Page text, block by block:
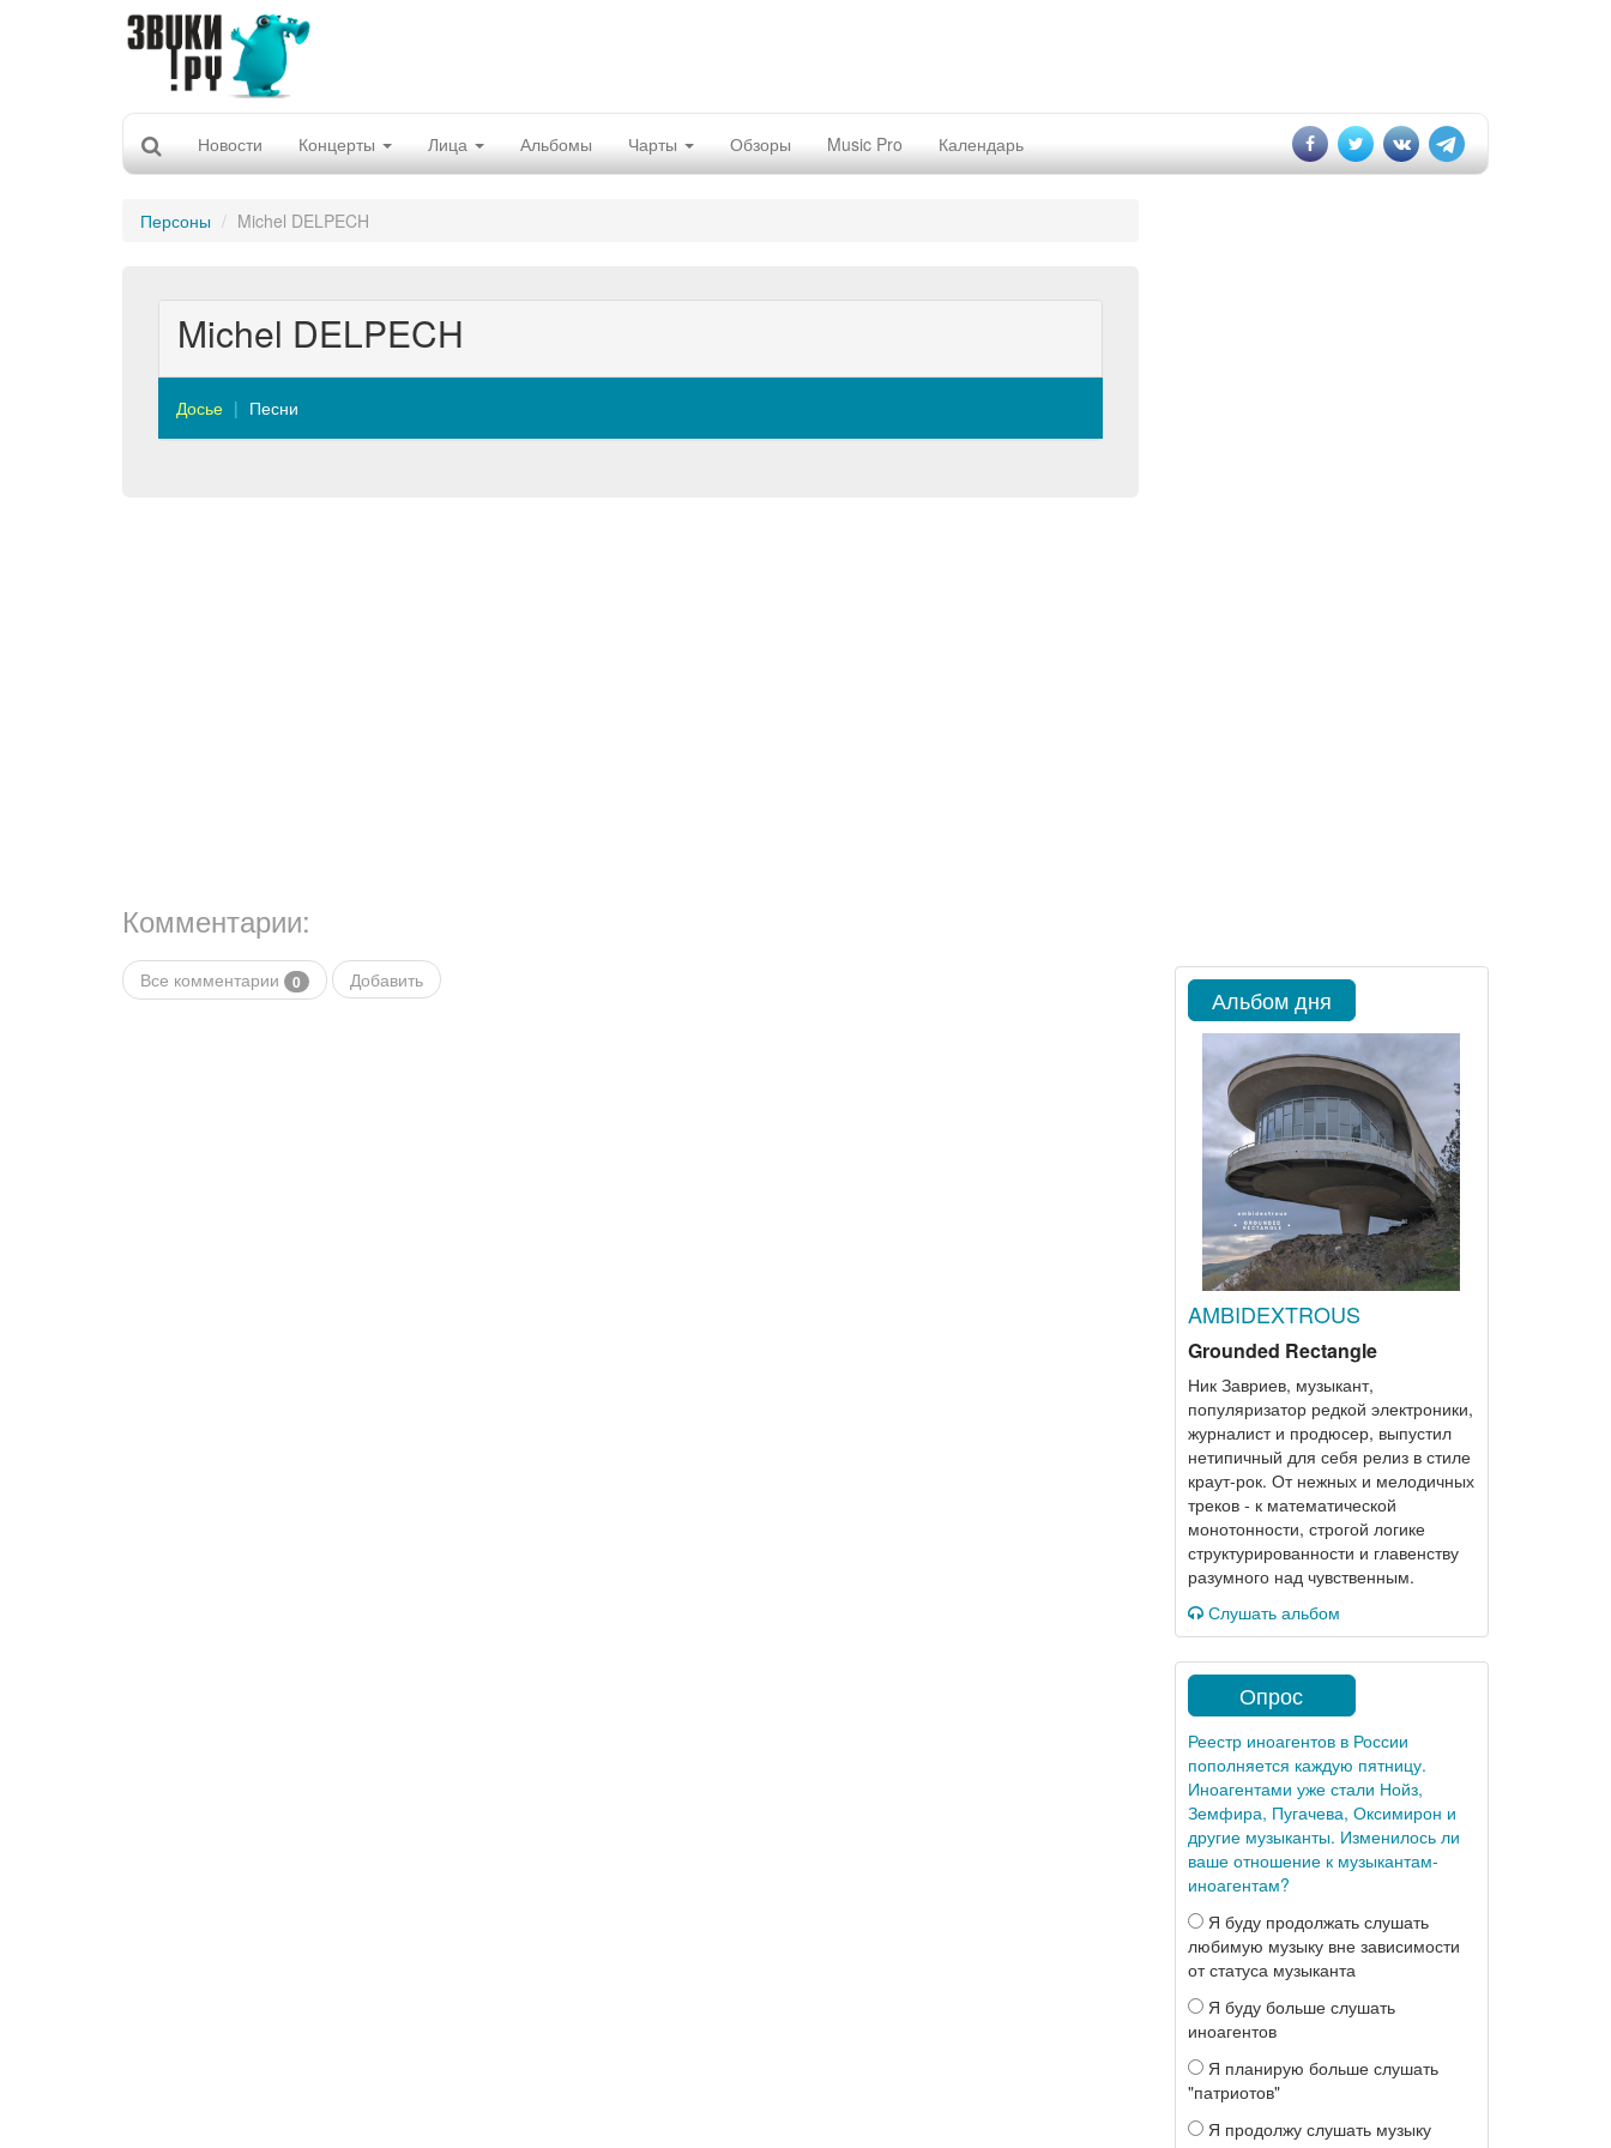
Новости Концерты Лица Альбомы Чарты Обзоры Music Pro Календарь
Персоны Michel DELPECH
Michel DELPECH
Досье Песни
Комментарии:
Все комментарии 0 Добавить
Альбом дня
AMBIDEXTROUS
Grounded Rectangle
Ник Завриев, музыкант,
популяризатор редкой электроники,
журналист и продюсер, выпустил
нетипичный для себя релиз в стиле
краут-рок. От нежных и мелодичных
треков - к математической
монотонности, строгой логике
структурированности и главенству
разумного над чувственным.
Слушать альбом
Опрос
Реестр иноагентов в России
пополняется каждую пятницу.
Иноагентами уже стали Нойз,
Земфира, Пугачева, Оксимирон и
другие музыканты. Изменилось ли
ваше отношение к музыкантам-
иноагентам?
Я буду продолжать слушать
любимую музыку вне зависимости
от статуса музыканта
Я буду больше слушать
иноагентов
Я планирую больше слушать
"патриотов"
Я продолжу слушать музыку